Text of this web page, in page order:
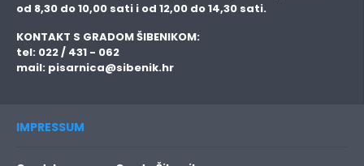
od 8,30 do 10,00 sati i od 12,00 do 14,30 sati.
KONTAKT S GRADOM ŠIBENIKOM:
tel: 022 / 431 - 062
mail: pisarnica@sibenik.hr
IMPRESSUM